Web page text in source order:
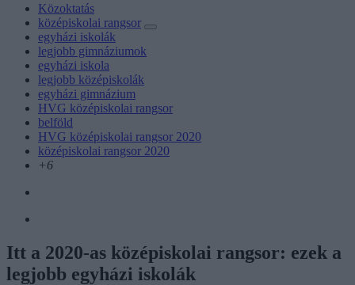
Közoktatás
középiskolai rangsor
egyházi iskolák
legjobb gimnáziumok
egyházi iskola
legjobb középiskolák
egyházi gimnázium
HVG középiskolai rangsor
belföld
HVG középiskolai rangsor 2020
középiskolai rangsor 2020
+6
Itt a 2020-as középiskolai rangsor: ezek a
legjobb egyházi iskolák